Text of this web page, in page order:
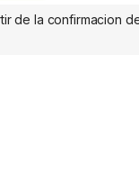
de la confirmacion